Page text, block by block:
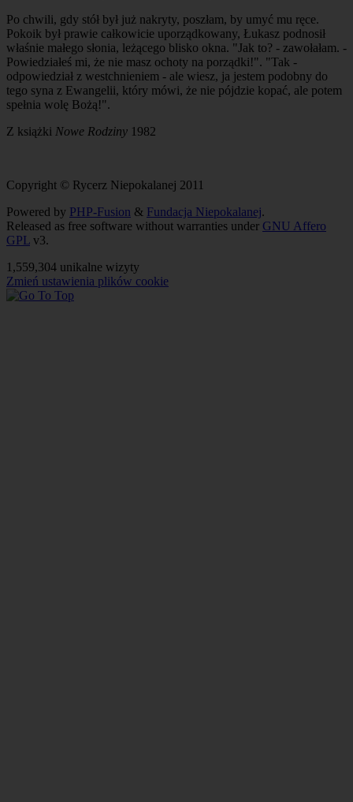
Po chwili, gdy stół był już nakryty, poszłam, by umyć mu ręce.
Pokoik był prawie całkowicie uporządkowany, Łukasz podnosił
właśnie małego słonia, leżącego blisko okna. "Jak to? - zawołałam. -
Powiedziałeś mi, że nie masz ochoty na porządki!". "Tak -
odpowiedział z westchnieniem - ale wiesz, ja jestem podobny do
tego syna z Ewangelii, który mówi, że nie pójdzie kopać, ale potem
spełnia wolę Bożą!".
Z książki Nowe Rodziny 1982
Copyright © Rycerz Niepokalanej 2011
Powered by PHP-Fusion & Fundacja Niepokalanej.
Released as free software without warranties under GNU Affero
GPL v3.
1,559,304 unikalne wizyty
Zmień ustawienia plików cookie